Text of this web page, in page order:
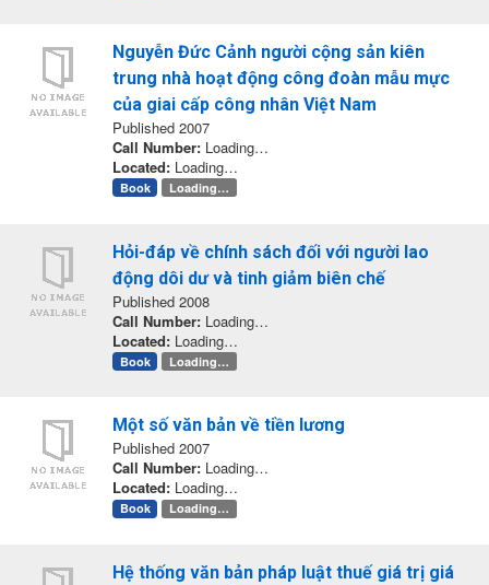
Nguyễn Đức Cảnh người cộng sản kiên
trung nhà hoạt động công đoàn mẫu mực
của giai cấp công nhân Việt Nam
Published 2007
Call Number: Loading…
Located: Loading…
Book Loading…
Hỏi-đáp về chính sách đối với người lao
động dôi dư và tinh giảm biên chế
Published 2008
Call Number: Loading…
Located: Loading…
Book Loading…
Một số văn bản về tiền lương
Published 2007
Call Number: Loading…
Located: Loading…
Book Loading…
Hệ thống văn bản pháp luật thuế giá trị giá